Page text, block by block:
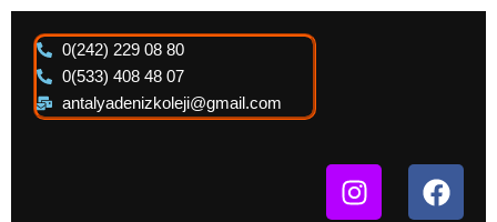
İçeriğe
0(242) 229 08 80
0(533) 408 48 07
antalyadenizkoleji@gmail.com
I
n
F
a